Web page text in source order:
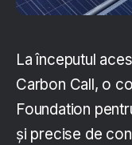
La începutul
Carbon Call, o
Foundation
și precise de